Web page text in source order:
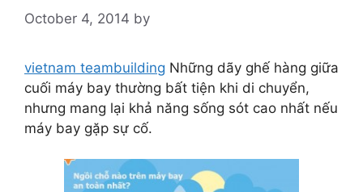
October 4, 2014 by
vietnam teambuilding Những dãy ghế hàng giữa
cuối máy bay thường bất tiện khi di chuyển,
nhưng mang lại khả năng sống sót cao nhất nếu
máy bay gặp sự cố.